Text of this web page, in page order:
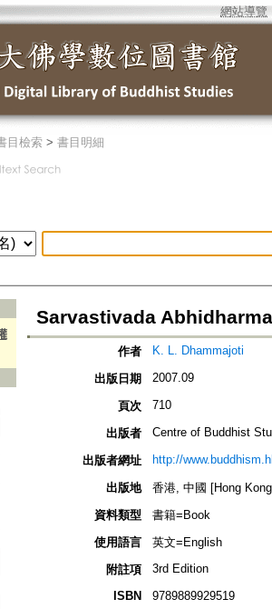
網站導覽
目檢索 > 書目明細
Sarvastivada Abhidharma
作者 K. L. Dhammajoti
出版日期 2007.09
頁次 710
出版者 Centre of Buddhist
出版者網址 http://
出版地
香港, 中國 [Hong
資料類型
書籍=Book
使用語言
英文=English
附註項
3rd Edition
ISBN
9789889929519